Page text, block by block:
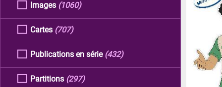
Images (1060)
Cartes (707)
Publications en série (432)
Partitions (297)